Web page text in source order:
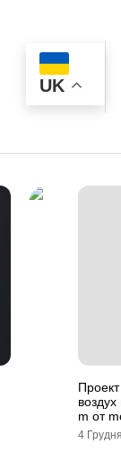
UK
m от
4